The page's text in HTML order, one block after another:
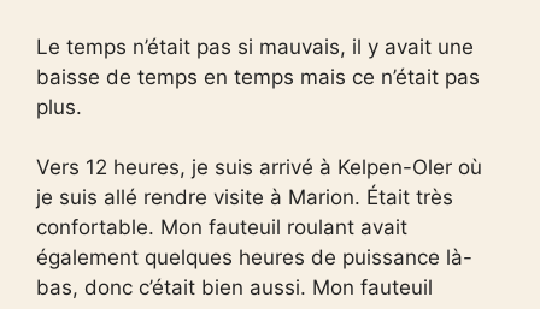
Le temps n’était pas si mauvais, il y avait une
baisse de temps en temps mais ce n’était pas
plus.
Vers 12 heures, je suis arrivé à Kelpen-Oler où
je suis allé rendre visite à Marion. Était très
confortable. Mon fauteuil roulant avait
également quelques heures de puissance là-
bas, donc c’était bien aussi. Mon fauteuil